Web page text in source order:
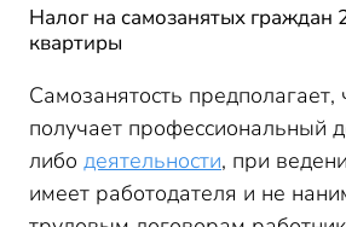
Налог на самозанятых граждан
квартиры
Самозанятость
получает профессиональный
либо деятельности, при
имеет работодателя и не